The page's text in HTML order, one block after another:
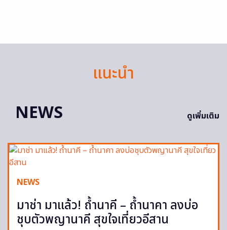
แนะนำ
NEWS
ดูเพิ่มเติม
NEWS
มาช่า มาแล้ว! ถ้ำนาคี – ถ้ำนาคา ลงบ่อ
ชุบตัวพญานาคี สุขใจเที่ยวอีสาน